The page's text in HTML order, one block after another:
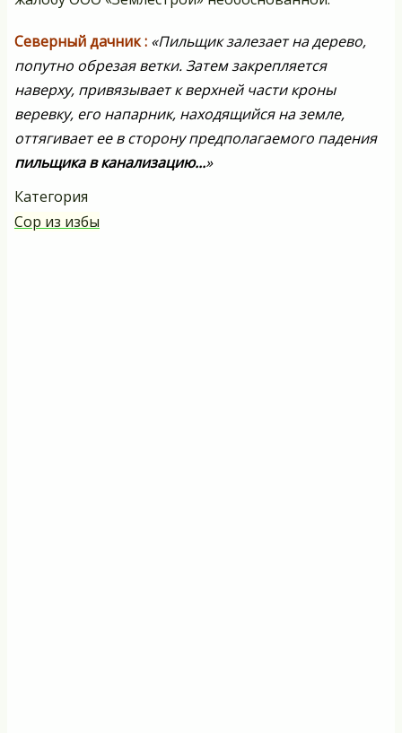
Северный дачник : «Пильщик залезает на дерево,
попутно обрезая ветки. Затем закрепляется
наверху, привязывает к верхней части кроны
веревку, его напарник, находящийся на земле,
оттягивает ее в сторону предполагаемого падения
пильщика в канализацию...»
Категория
Сор из избы